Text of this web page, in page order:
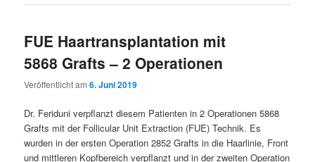
FUE Haartransplantation mit
5868 Grafts – 2 Operationen
Veröffentlicht am6. Juni 2019
Dr. Feriduni verpflanzt diesem Patienten in 2 Operationen 5868
Grafts mit der Follicular Unit Extraction (FUE) Technik. Es
wurden in der ersten Operation 2852 Grafts in die Haarlinie, Front
und mittleren Kopfbereich verpflanzt und in der zweiten Operation